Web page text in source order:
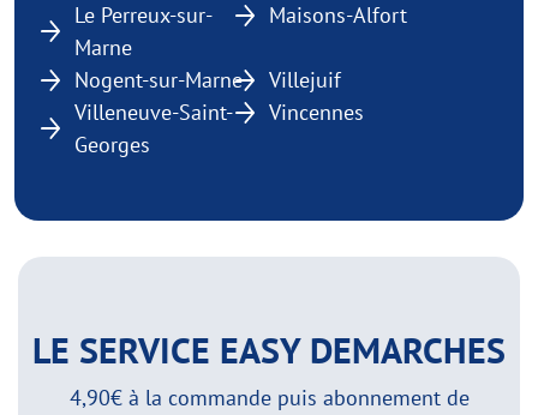
Le Perreux-sur-
Marne
Maisons-Alfort
Nogent-sur-Marne
Villejuif
Villeneuve-Saint-
Georges
Vincennes
LE SERVICE EASY DEMARCHES
4,90€ à la commande puis abonnement de